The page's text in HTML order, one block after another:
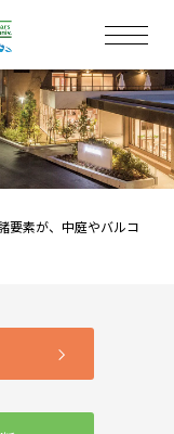
要素が、中庭やバルコ